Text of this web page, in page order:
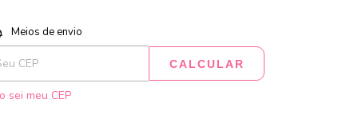
para o CEP:
Meios de envio
CALCULAR
sei meu CEP